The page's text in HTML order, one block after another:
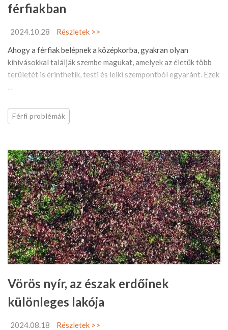
férfiakban
2024.10.28
Részletek >>
Ahogy a férfiak belépnek a középkorba, gyakran olyan
kihívásokkal találják szembe magukat, amelyek az életük több
területét is érinthetik, testi és lelki szempontból egyaránt. Ezek
...
Férfi problémák
Vörös nyír, az észak erdőinek
különleges lakója
2024.08.18
Részletek >>